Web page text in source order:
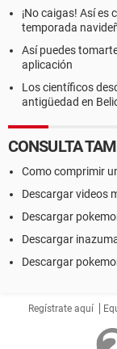
¡No caigas! Así
temporada
Así puedes
aplicación
Los científicos
antigüedad en
CONSULTA
Como comprimir
Descargar videos
Descargar
Descargar
Descargar
Regístrate aquí